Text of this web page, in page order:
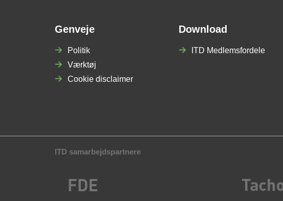
Genveje
Politik
Værktøj
Cookie disclaimer
Download
ITD Medlemsfordele
ITD samarbejdspartnere